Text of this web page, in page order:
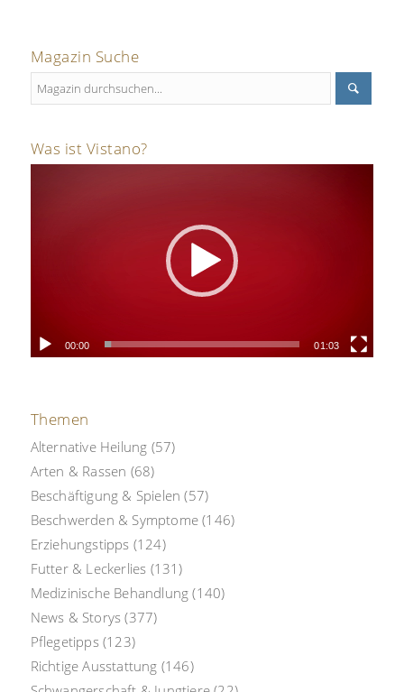
Magazin Suche
Was ist Vistano?
00:00 01:03
Themen
Alternative Heilung (57)
Arten & Rassen (68)
Beschäftigung & Spielen (57)
Beschwerden & Symptome (146)
Erziehungstipps (124)
Futter & Leckerlies (131)
Medizinische Behandlung (140)
News & Storys (377)
Pflegetipps(123)
Richtige Ausstattung (146)